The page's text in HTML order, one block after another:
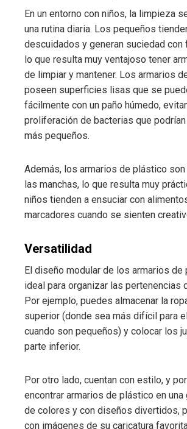
En un entorno con niños, la limpieza
una rutina diaria. Los pequeños
descuidados y generan suciedad con
lo que resulta muy ventajoso tener
de limpiar y mantener. Los armarios
poseen superficies lisas que se
fácilmente con un paño húmedo,
proliferación de bacterias que
más pequeños.
Además, los armarios de plástico
las manchas, lo que resulta muy
niños tienden a ensuciar con
marcadores cuando se sienten
Versatilidad
El diseño modular de los armarios de
ideal para organizar las pertenencias
Por ejemplo, puedes almacenar la
superior (donde sea más difícil para
cuando son pequeños) y colocar los
parte inferior.
Por otro lado, cuentan con estilo, y
encontrar armarios de plástico en una
de colores y con diseños divertidos,
con imágenes de su caricatura